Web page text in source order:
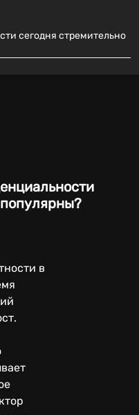
сегодня стремительно
в